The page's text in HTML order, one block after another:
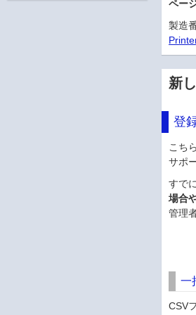
ペー
製造
新
登
こち
サポ
すで
場合
管理
一
CSV